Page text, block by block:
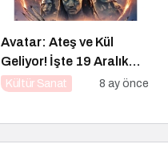
Avatar: Ateş ve Kül
Geliyor! İşte 19 Aralık
Vizyon Filmleri
Kültür Sanat 8 ay önce